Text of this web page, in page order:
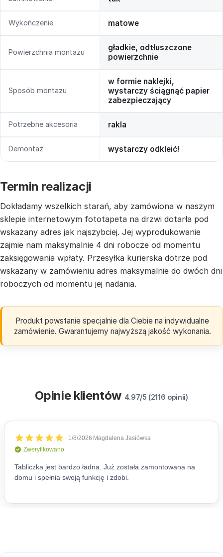
Wykończenie matowe
Powierzchnia montażu
gładkie, odtłuszczone
powierzchnie
Sposób montażu
w formie naklejki,
wystarczy ściągnąć papier
zabezpieczający
Potrzebne akcesoria rakla
Demontaż wystarczy odkleić!
Termin realizacji
Dokładamy wszelkich starań, aby zamówiona w naszym
sklepie internetowym fototapeta na drzwi dotarła pod
wskazany adres jak najszybciej. Jej wyprodukowanie
zajmie nam maksymalnie 4 dni robocze od momentu
zaksięgowania wpłaty. Przesyłka kurierska dotrze pod
wskazany w zamówieniu adres maksymalnie do dwóch dni
roboczych od momentu jej nadania.
Produkt powstanie specjalnie dla Ciebie na indywidualne
zamówienie. Gwarantujemy najwyższą jakość wykonania.
Opinie klientów 4.97/5 (2116 opinii)